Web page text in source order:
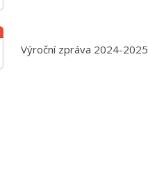
Výroční zpráva 2024-2025